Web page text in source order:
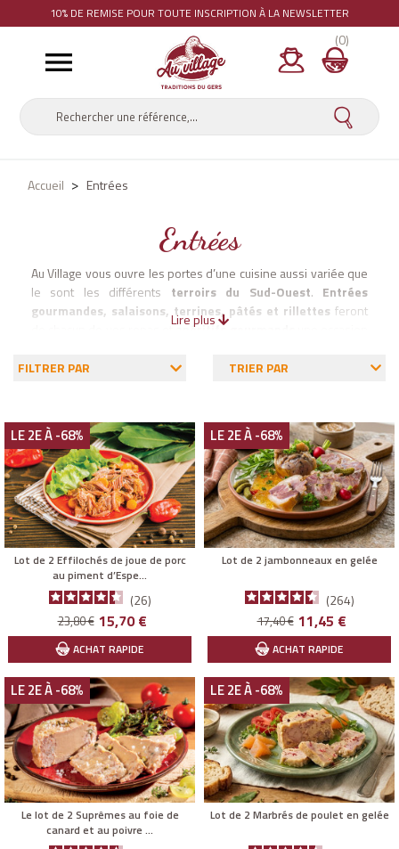
10% DE REMISE POUR TOUTE INSCRIPTION À LA NEWSLETTER

(0)
Accueil Entrées
Entrées
Au Village vous ouvre les portes d’une cuisine aussi variée que
le sont les différents terroirs du Sud-Ouest. Entrées
gourmandes, salaisons, terrines, pâtés et rillettes feront
de chacun de vos repas etapéritifs gourmands
Notre engagement : la
qualité de nos produits
Lire plus
FILTRER PAR TRIER PAR
LE 2E À -68%
Lot de 2 Effilochés de joue de porc
au piment d’Espe...
26
Prix
de
base
23,80 € Prix
15,70 €
ACHAT RAPIDE
LE 2E À -68%
Lot de 2 jambonneaux en gelée
264
Prix
de
base
17,40 € Prix
11,45 €
ACHAT RAPIDE
LE 2E À -68%
Le lot de 2 Suprêmes au foie de
canard et au poivre ...
LE 2E À -68%
Lot de 2 Marbrés de poulet en gelée